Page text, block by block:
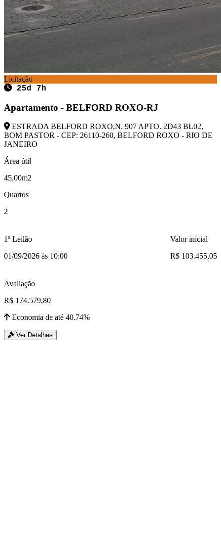
Licitação
25d 7h
Apartamento - BELFORD ROXO-RJ
ESTRADA BELFORD ROXO,N. 907 APTO. 2D43 BL02,
BOM PASTOR - CEP: 26110-260, BELFORD ROXO - RIO DE
JANEIRO
Área útil
45,00m2
Quartos
2
1º Leilão
01/09/2026 às 10:00
Valor inicial
R$ 103.455,05
Avaliação
R$ 174.579,80
Economia de até 40.74%
Ver Detalhes